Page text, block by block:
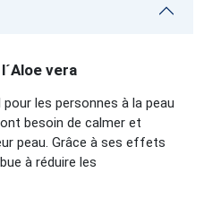
vera
les personnes à la peau
besoin de calmer et
peau. Grâce à ses effets
à réduire les